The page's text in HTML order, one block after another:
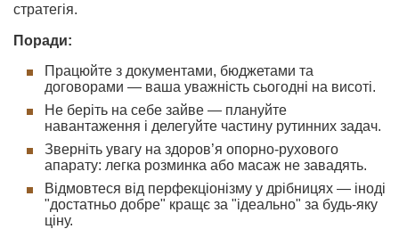
стратегія.
Поради:
Працюйте з документами, бюджетами та
договорами — ваша уважність сьогодні на висоті.
Не беріть на себе зайве — плануйте
навантаження і делегуйте частину рутинних задач.
Зверніть увагу на здоров’я опорно-рухового
апарату: легка розминка або масаж не завадять.
Відмовтеся від перфекціонізму у дрібницях — іноді
"достатньо добре" кращє за "ідеально" за будь-яку
ціну.